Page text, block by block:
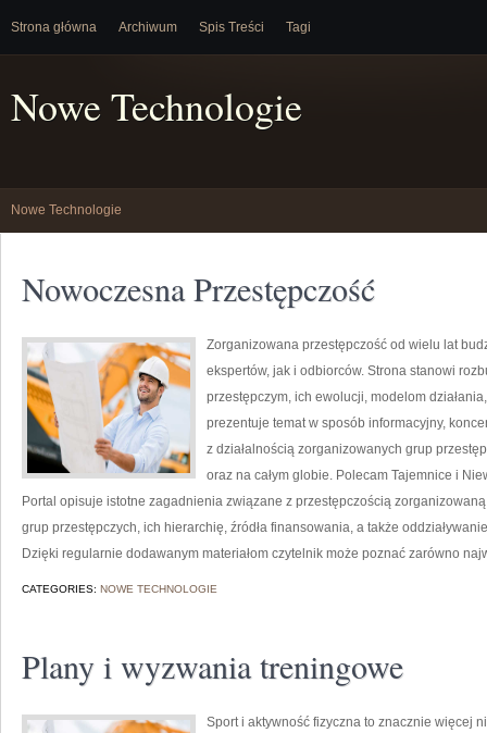
Strona główna Archiwum Spis Treści Tagi
Nowe Technologie
Nowe Technologie
Nowoczesna Przestępczość
Zorganizowana przestępczość od wielu lat
ekspertów, jak i odbiorców. Strona stanowi
przestępczym, ich ewolucji, modelom
prezentuje temat w sposób informacyjny,
z działalnością zorganizowanych grup
oraz na całym globie. Polecam Tajemnice i
Portal opisuje istotne zagadnienia związane z przestępczością
grup przestępczych, ich hierarchię, źródła finansowania, a także
Dzięki regularnie dodawanym materiałom czytelnik może poznać zarówno
CATEGORIES: NOWE TECHNOLOGIE
Plany i wyzwania treningowe
Sport i aktywność fizyczna to znacznie więcej